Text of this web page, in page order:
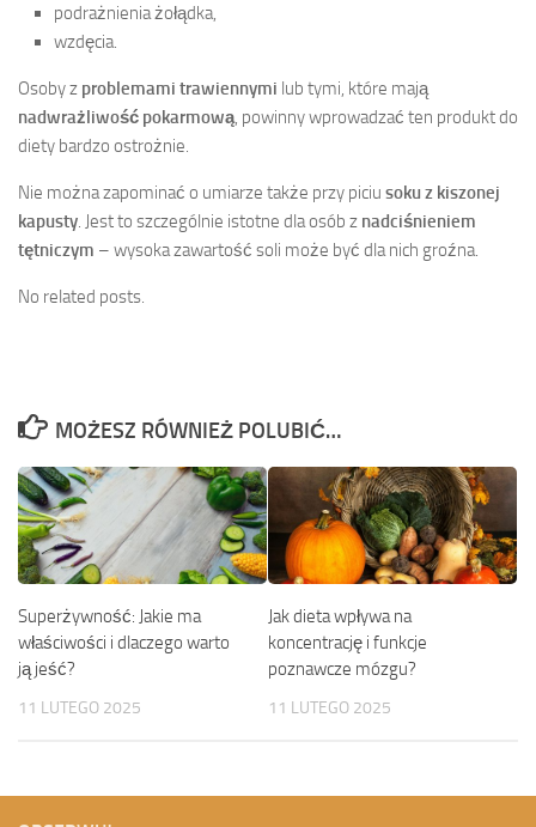
podrażnienia żołądka,
wzdęcia.
Osoby z problemami trawiennymi lub tymi, które mają
nadwrażliwość pokarmową, powinny wprowadzać ten produkt do
diety bardzo ostrożnie.
Nie można zapominać o umiarze także przy piciu soku z kiszonej
kapusty. Jest to szczególnie istotne dla osób z nadciśnieniem
tętniczym – wysoka zawartość soli może być dla nich groźna.
No related posts.
MOŻESZ RÓWNIEŻ POLUBIĆ…
Superżywność: Jakie ma
właściwości i dlaczego warto
ją jeść?
11 LUTEGO 2025
Jak dieta wpływa na
koncentrację i funkcje
poznawcze mózgu?
11 LUTEGO 2025